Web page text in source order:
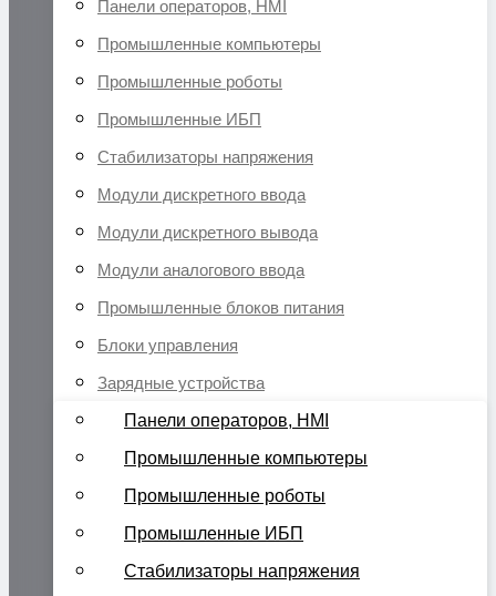
Панели операторов, HMI
Промышленные компьютеры
Промышленные роботы
Промышленные ИБП
Стабилизаторы напряжения
Модули дискретного ввода
Модули дискретного вывода
Модули аналогового ввода
Промышленные блоков питания
Блоки управления
Зарядные устройства
Панели операторов, HMI
Промышленные компьютеры
Промышленные роботы
Промышленные ИБП
Стабилизаторы напряжения